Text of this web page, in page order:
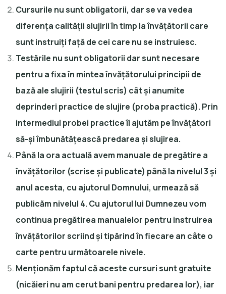
Cursurile nu sunt obligatorii, dar se va vedea
diferența calității slujirii în timp la învățătorii care
sunt instruiți față de cei care nu se instruiesc.
Testările nu sunt obligatorii dar sunt necesare
pentru a fixa în mintea învățătorului principii de
bază ale slujirii (testul scris) cât și anumite
deprinderi practice de slujire (proba practică). Prin
intermediul probei practice îi ajutăm pe învățători
să-și îmbunătățească predarea și slujirea.
Până la ora actuală avem manuale de pregătire a
învățătorilor (scrise și publicate) până la nivelul 3 și
anul acesta, cu ajutorul Domnului, urmează să
publicăm nivelul 4. Cu ajutorul lui Dumnezeu vom
continua pregătirea manualelor pentru instruirea
învățătorilor scriind și tipărind în fiecare an câte o
carte pentru următoarele nivele.
Menționăm faptul că aceste cursuri sunt gratuite
(nicăieri nu am cerut bani pentru predarea lor), iar